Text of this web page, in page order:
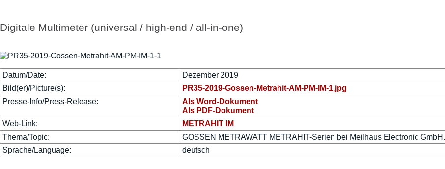
Digitale Multimeter (universal / high-end / all-in-one)
Datum/Date:
Dezember 2019
Bild(er)/Picture(s):
PR35-2019-Gossen-Metrahit-AM-PM-IM-1.jpg
Presse-Info/Press-Release:
Als Word-Dokument
Als PDF-Dokument
Web-Link:
METRAHIT IM
Thema/Topic:
GOSSEN METRAWATT METRAHIT-Serien bei Meilhaus Electronic GmbH.
Sprache/Language:
deutsch